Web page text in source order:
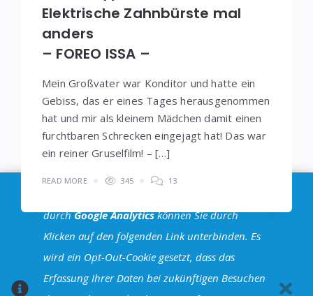
Elektrische Zahnbürste mal
anders
– FOREO ISSA –
Mein Großvater war Konditor und hatte ein
Gebiss, das er eines Tages herausgenommen
hat und mir als kleinem Mädchen damit einen
furchtbaren Schrecken eingejagt hat! Das war
ein reiner Gruselfilm! – […]
READ MORE 345 13
Seitennummerierung
der
1 2 … 6
durchGoogle Analyticskönnen Sie durch
Klicken auf den folgenden Link unterbinden. Es
wird ein Opt-Out-Cookie gesetzt, dass das
Erfassung Ihrer Daten bei zukünftigen Besuchen